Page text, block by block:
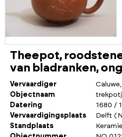
Theepot,
van bladranken,
Vervaardiger
Objectnaam
Datering
1680 /
Vervaardigingsplaats
Delft
Standplaats